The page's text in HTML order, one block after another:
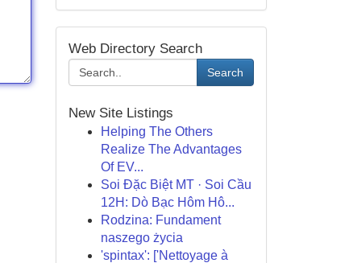
Web Directory Search
Search
New Site Listings
Helping The Others
Realize The Advantages
Of EV...
Soi Đặc Biệt MT · Soi Cầu
12H: Dò Bạc Hôm Hô...
Rodzina: Fundament
naszego życia
'spintax': ['Nettoyage à